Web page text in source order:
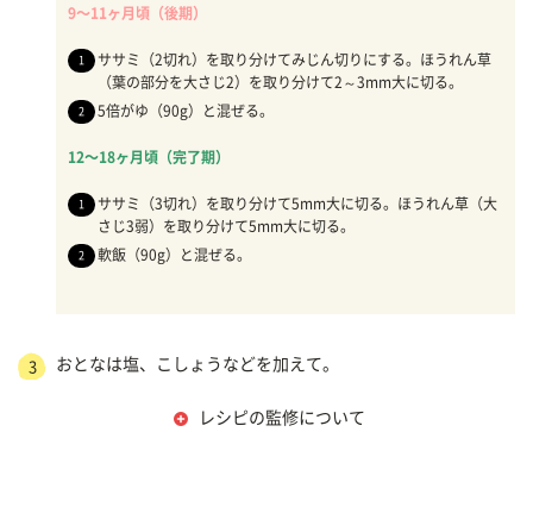
9〜11ヶ月頃（後期）
ササミ（2切れ）を取り分けてみじん切りにする。ほうれん草
（葉の部分を大さじ2）を取り分けて2～3mm大に切る。
5倍がゆ（90g）と混ぜる。
12〜18ヶ月頃（完了期）
ササミ（3切れ）を取り分けて5mm大に切る。ほうれん草（大
さじ3弱）を取り分けて5mm大に切る。
軟飯（90g）と混ぜる。
3 おとなは塩、こしょうなどを加えて。
レシピの監修について